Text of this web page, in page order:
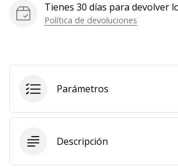
Mostrar
Tienes 30 días para devolver
Política de devoluciones
Parámetros
Descripción